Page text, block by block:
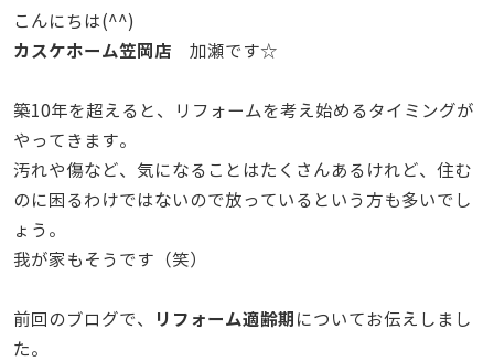
こんにちは(^^)
カスケホーム笠岡店 加瀬です☆
築10年を超えると、リフォームを考え始めるタイミングが
やってきます。
汚れや傷など、気になることはたくさんあるけれど、住む
のに困るわけではないので放っているという方も多いでし
ょう。
我が家もそうです（笑）
前回のブログで、 リフォーム適齢期 についてお伝えしまし
た。